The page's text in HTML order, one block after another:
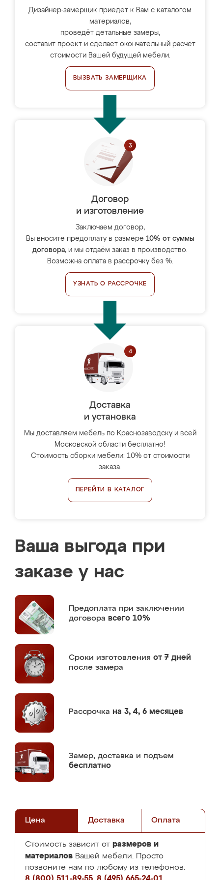
Дизайнер-замерщик приедет к Вам с каталогом
материалов,
проведёт детальные замеры,
составит проект и сделает окончательный расчёт
стоимости Вашей будущей мебели.
ВЫЗВАТЬ ЗАМЕРЩИКА
Договор
и изготовление
Заключаем договор,
Вы вносите предоплату в размере 10% от суммы
договора, и мы отдаём заказ в производство.
Возможна оплата в рассрочку без %.
УЗНАТЬ О РАССРОЧКЕ
Доставка
и установка
Мы доставляем мебель по Краснозаводску и всей
Московской области бесплатно!
Стоимость сборки мебели: 10% от стоимости
заказа.
ПЕРЕЙТИ В КАТАЛОГ
Ваша выгода при
заказе у нас
Предоплата при заключении
договора всего 10%
Сроки изготовления от 7 дней
после замера
Рассрочка на 3, 4, 6 месяцев
Замер, доставка и подъем
бесплатно
Цена Доставка Оплата
Стоимость зависит от размеров и
материалов Вашей мебели. Просто
позвоните нам по любому из телефонов: